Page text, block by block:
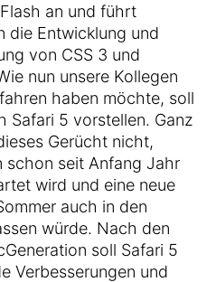
an und führt
die Entwicklung und
von CSS 3 und
nun unsere Kollegen
haben möchte, soll
Safari 5 vorstellen. Ganz
Gerücht nicht,
schon seit Anfang Jahr
wird und eine neue
auch in den
würde. Nach den
soll Safari 5
Verbesserungen und